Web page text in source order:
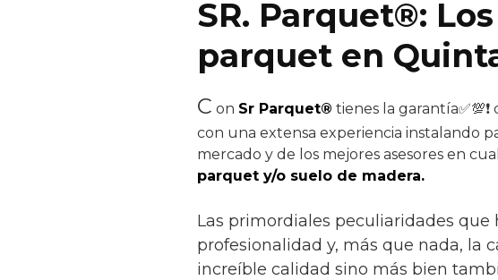
SR. Parquet®:
parquet en
C on Sr Parquet® tienes la
con una extensa experiencia instalando
mercado y de los mejores asesores en
parquet y/o suelo de madera.
Las primordiales peculiaridades
profesionalidad y, más que nada, la
increíble calidad sino más bien